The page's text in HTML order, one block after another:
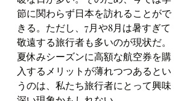
節に関わらず日本を訪れることがで
きる。ただし、7月や8月は暑すぎて
敬遠する旅行者も多いのが現状だ。
夏休みシーズンに高額な航空券を購
入するメリットが薄れつつあるとい
うのは、私たち旅行者にとって興味